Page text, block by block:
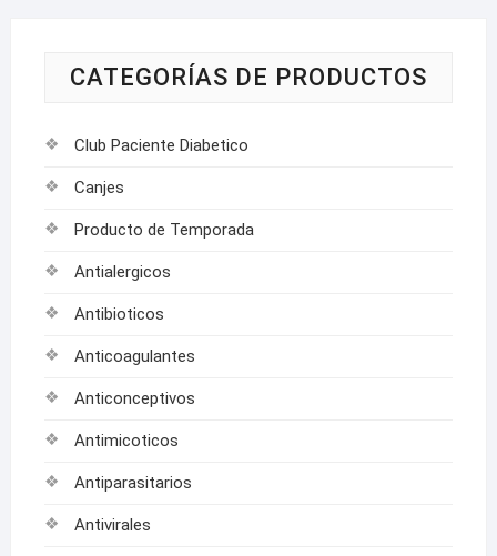
CATEGORÍAS DE PRODUCTOS
Club Paciente Diabetico
Canjes
Producto de Temporada
Antialergicos
Antibioticos
Anticoagulantes
Anticonceptivos
Antimicoticos
Antiparasitarios
Antivirales